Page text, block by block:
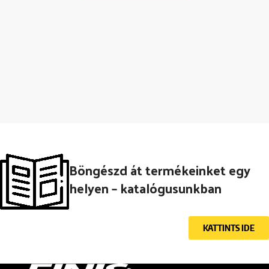
Böngészd át termékeinket egy
helyen – katalógusunkban
KATTINTS IDE